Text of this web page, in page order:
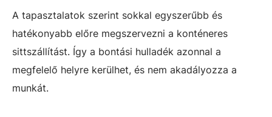
A tapasztalatok szerint sokkal egyszerűbb és
hatékonyabb előre megszervezni a konténeres
sittszállítást. Így a bontási hulladék azonnal a
megfelelő helyre kerülhet, és nem akadályozza a
munkát.